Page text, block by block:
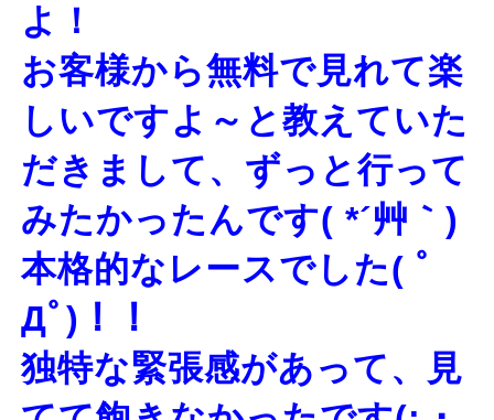
よ！
お客様から無料で見れて楽
しいですよ～と教えていた
だきまして、ずっと行って
みたかったんです( *´艸｀)
本格的なレースでした( ﾟ
Дﾟ)！！
独特な緊張感があって、見